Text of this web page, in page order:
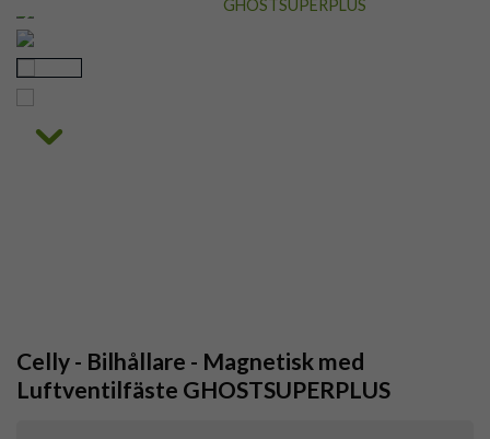
Celly - Bilhållare - Magnetisk med
Luftventilfäste GHOSTSUPERPLUS